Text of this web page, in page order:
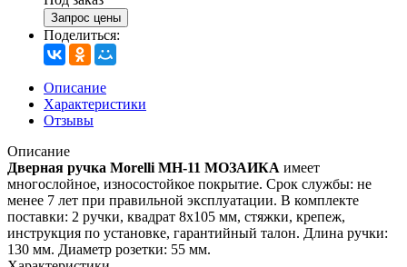
Запрос цены
Поделиться:
Описание
Характеристики
Отзывы
Описание
Дверная ручка Morelli MH-11 МОЗАИКА имеет
многослойное, износостойкое покрытие. Срок службы: не
менее 7 лет при правильной эксплуатации. В комплекте
поставки: 2 ручки, квадрат 8х105 мм, стяжки, крепеж,
инструкция по установке, гарантийный талон. Длина ручки:
130 мм. Диаметр розетки: 55 мм.